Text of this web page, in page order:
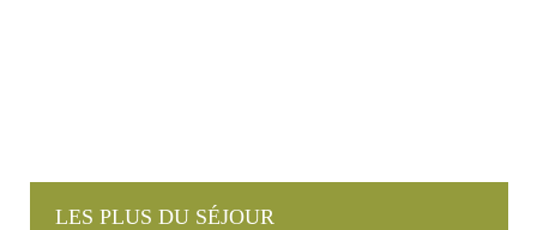
LES PLUS DU SÉJOUR